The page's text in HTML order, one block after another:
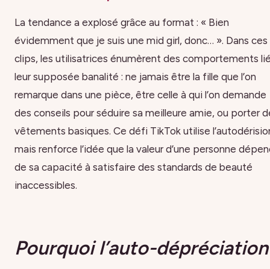
La tendance a explosé grâce au format : « Bien
évidemment que je suis une mid girl, donc… ». Dans ces
clips, les utilisatrices énumèrent des comportements
leur supposée banalité : ne jamais être la fille que l’on
remarque dans une pièce, être celle à qui l’on demande
des conseils pour séduire sa meilleure amie, ou porter
vêtements basiques. Ce défi TikTok utilise
mais renforce l’idée que la valeur d’une personne
de sa capacité à satisfaire des standards de beauté
inaccessibles.
Pourquoi l’auto-dépréciation